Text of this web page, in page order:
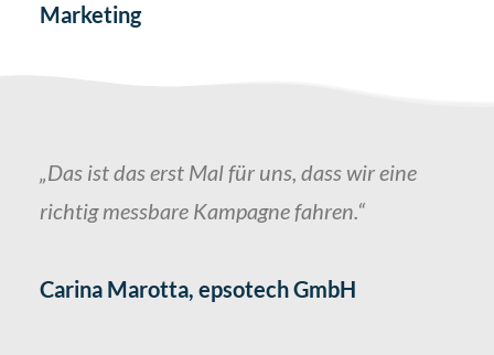
Marketing
„Das ist das erst Mal für uns, dass wir eine
richtig messbare Kampagne fahren.“
Carina Marotta, epsotech GmbH